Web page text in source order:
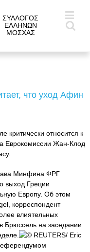
ΣΥΛΛΟΓΟΣ
ΕΛΛΗΝΩΝ
ΜΟΣΧΑΣ
что уход Афин
относится к
Еврокомиссии Жан-Клод
Минфина ФРГ
выход Греции
Европу. Об этом
корреспондент
влиятельных
Брюссель на заседании
© REUTERS/ Eric